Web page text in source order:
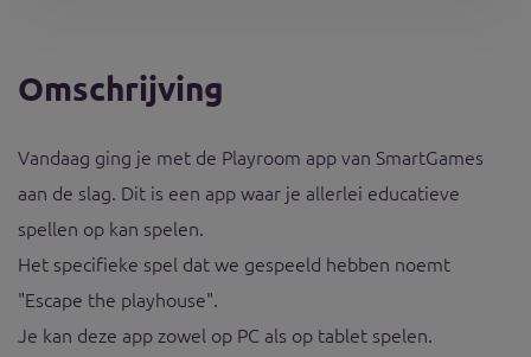
Omschrijving
Vandaag ging je met de Playroom app van SmartGames
aan de slag. Dit is een app waar je allerlei educatieve
spellen op kan spelen.
Het specifieke spel dat we gespeeld hebben noemt
"Escape the playhouse".
Je kan deze app zowel op PC als op tablet spelen.